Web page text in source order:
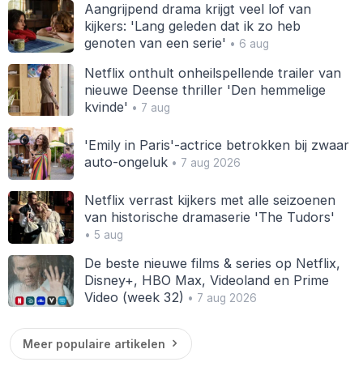
Aangrijpend drama krijgt veel lof van
kijkers: 'Lang geleden dat ik zo heb
genoten van een serie' • 6 aug
Netflix onthult onheilspellende trailer van
nieuwe Deense thriller 'Den hemmelige
kvinde' • 7 aug
'Emily in Paris'-actrice betrokken bij zwaar
auto-ongeluk• 7 aug 2026
Netflix verrast kijkers met alle seizoenen
van historische dramaserie 'The Tudors'
• 5 aug
De beste nieuwe films & series op Netflix,
Disney+, HBO Max, Videoland en Prime
Video (week 32) • 7 aug 2026
Meer populaire artikelen